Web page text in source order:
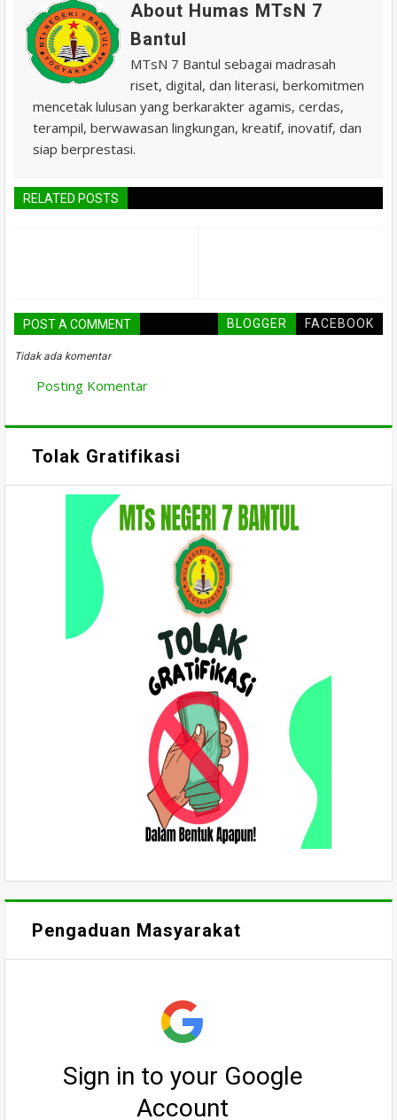
About Humas MTsN 7
Bantul
MTsN 7 Bantul sebagai madrasah
riset, digital, dan literasi, berkomitmen
mencetak lulusan yang berkarakter agamis, cerdas,
terampil, berwawasan lingkungan, kreatif, inovatif, dan
siap berprestasi.
RELATED POSTS
POST A COMMENT BLOGGER FACEBOOK
Tidak ada komentar
Posting Komentar
Tolak Gratifikasi
Pengaduan Masyarakat